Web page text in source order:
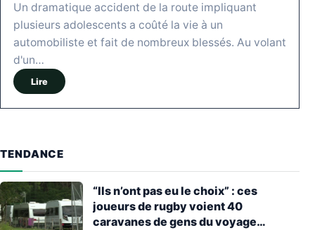
Un dramatique accident de la route impliquant
plusieurs adolescents a coûté la vie à un
automobiliste et fait de nombreux blessés. Au volant
d'un…
Lire
TENDANCE
“Ils n’ont pas eu le choix” : ces
joueurs de rugby voient 40
caravanes de gens du voyage